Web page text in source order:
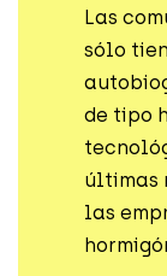
Las
sólo
de tipo
últimas
las